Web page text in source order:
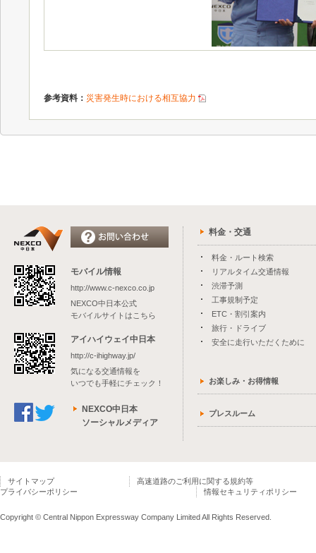
参考資料： 災害発生時における相互協力
モバイル情報
http://www.c-nexco.co.jp
NEXCO中日本公式
モバイルサイトはこちら
アイハイウェイ中日本
http://c-ihighway.jp/
気になる交通情報を
いつでも手軽にチェック！
NEXCO中日本
ソーシャルメディア
料金・交通
料金・ルート検索
リアルタイム交通情報
渋滞予測
工事規制予定
ETC・割引案内
旅行・ドライブ
安全に走行いただくために
お楽しみ・お得情報
プレスルーム
サイトマップ
高速道路のご利用に関する規約等
プライバシーポリシー
情報セキュリティポリシー
Copyright © Central Nippon Expressway Company Limited All Rights Reserved.